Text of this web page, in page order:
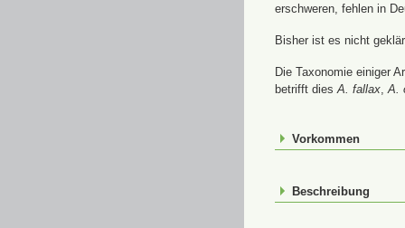
erschweren, fehlen in
Bisher ist es nicht
Die Taxonomie einiger
betrifft diesA. fallax,A.
Vorkommen
Beschreibung